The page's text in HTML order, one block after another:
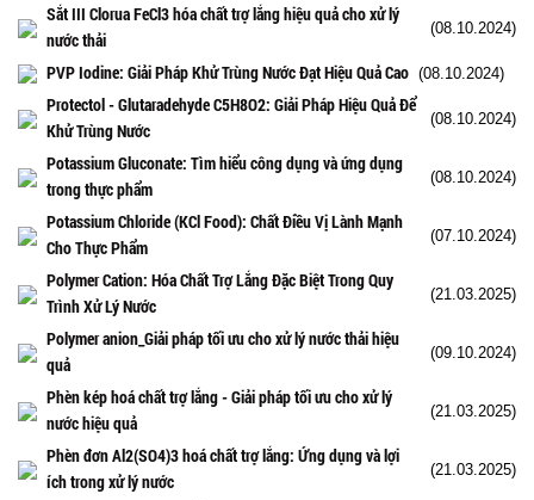
Sắt III Clorua FeCl3 hóa chất trợ lắng hiệu quả cho xử lý
nước thải
(08.10.2024)
PVP Iodine: Giải Pháp Khử Trùng Nước Đạt Hiệu Quả Cao (08.10.2024)
Protectol - Glutaradehyde C5H8O2: Giải Pháp Hiệu Quả Để
Khử Trùng Nước
(08.10.2024)
Potassium Gluconate: Tìm hiểu công dụng và ứng dụng
trong thực phẩm
(08.10.2024)
Potassium Chloride (KCl Food): Chất Điều Vị Lành Mạnh
Cho Thực Phẩm
(07.10.2024)
Polymer Cation: Hóa Chất Trợ Lắng Đặc Biệt Trong Quy
Trình Xử Lý Nước
(21.03.2025)
Polymer anion_Giải pháp tối ưu cho xử lý nước thải hiệu
quả
(09.10.2024)
Phèn kép hoá chất trợ lắng - Giải pháp tối ưu cho xử lý
nước hiệu quả
(21.03.2025)
Phèn đơn Al2(SO4)3 hoá chất trợ lắng: Ứng dụng và lợi
ích trong xử lý nước
(21.03.2025)